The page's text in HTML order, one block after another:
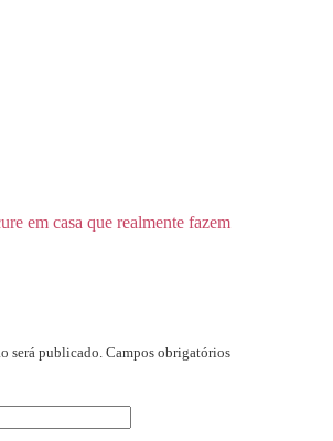
em casa que realmente fazem
será publicado. Campos obrigatórios